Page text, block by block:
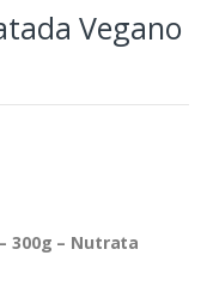
Vegano
300g – Nutrata